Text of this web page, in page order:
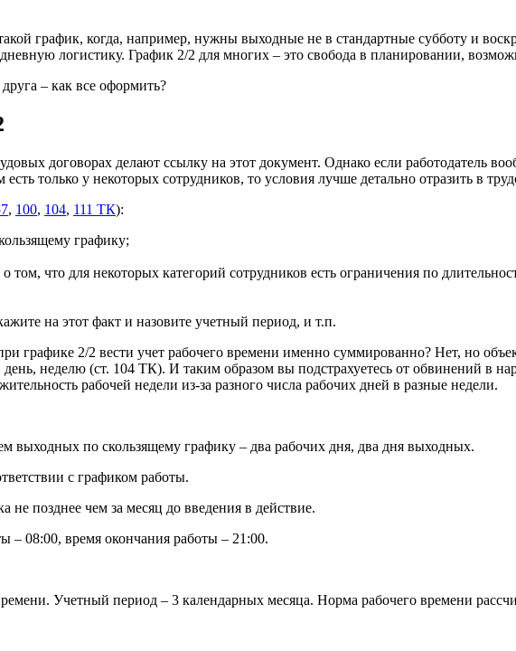
график, когда, например, нужны выходные не в стандартные субботу и
логистику. График 2/2 для многих – это свобода в планировании,
– как все оформить?
договорах делают ссылку на этот документ. Однако если работодатель
только у некоторых сотрудников, то условия лучше детально отразить в
, 100, 104, 111 ТК):
графику;
что для некоторых категорий сотрудников есть ограничения по
на этот факт и назовите учетный период, и т.п.
графике 2/2 вести учет рабочего времени именно суммированно? Нет, но
неделю (ст. 104 ТК). И таким образом вы подстрахуетесь от обвинений в
рабочей недели из-за разного числа рабочих дней в разные недели.
выходных по скользящему графику – два рабочих дня, два дня выходных.
с графиком работы.
не позднее чем за месяц до введения в действие.
– 08:00, время окончания работы – 21:00.
Учетный период – 3 календарных месяца. Норма рабочего времени